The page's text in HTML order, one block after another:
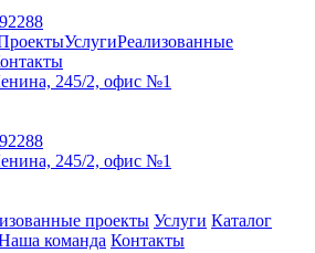
УслугиРеализованные
245/2, офис №1
245/2, офис №1
проекты Услуги Каталог
команда Контакты